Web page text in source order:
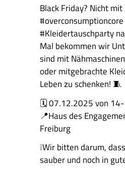
e
n
f
a
s
s
u
n
g
A
u
s
f
ü
h
r
l
i
c
h
e
B
Black Friday? Nicht
#Kleidertauschparty
Mal bekommen wir
sind mit
oder mitgebrachte
Leben zu schenken! 🧵
🗓 07.12.2025 von
📍Haus des
Freiburg
❕️Wir bitten darum,
sauber und noch in